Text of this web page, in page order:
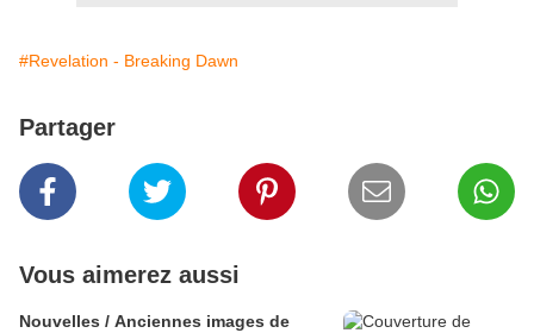
#Revelation - Breaking Dawn
Partager
Vous aimerez aussi
Nouvelles / Anciennes images de